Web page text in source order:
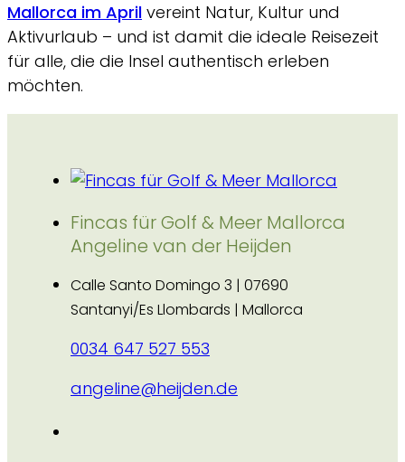
Mallorca im April vereint Natur, Kultur und
Aktivurlaub – und ist damit die ideale Reisezeit
für alle, die die Insel authentisch erleben
möchten.
Fincas für Golf & Meer Mallorca
Angeline van der Heijden
Calle Santo Domingo 3 | 07690
Santanyi/Es Llombards | Mallorca
0034 647 527 553
angeline@heijden.de